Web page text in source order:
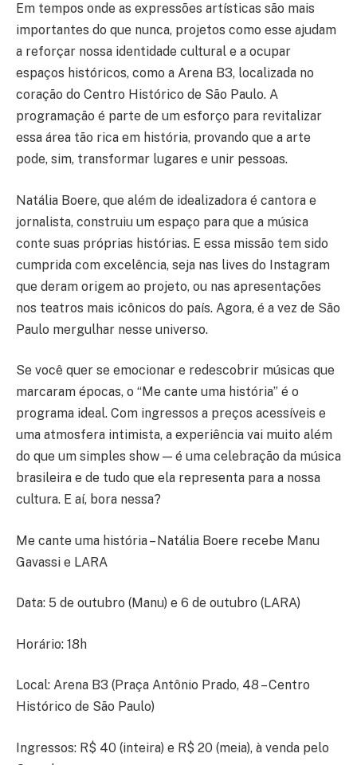
Em tempos onde as expressões artísticas são mais
importantes do que nunca, projetos como esse ajudam
a reforçar nossa identidade cultural e a ocupar
espaços históricos, como a Arena B3, localizada no
coração do Centro Histórico de São Paulo. A
programação é parte de um esforço para revitalizar
essa área tão rica em história, provando que a arte
pode, sim, transformar lugares e unir pessoas.
Natália Boere, que além de idealizadora é cantora e
jornalista, construiu um espaço para que a música
conte suas próprias histórias. E essa missão tem sido
cumprida com excelência, seja nas lives do Instagram
que deram origem ao projeto, ou nas apresentações
nos teatros mais icônicos do país. Agora, é a vez de São
Paulo mergulhar nesse universo.
Se você quer se emocionar e redescobrir músicas que
marcaram épocas, o “Me cante uma história” é o
programa ideal. Com ingressos a preços acessíveis e
uma atmosfera intimista, a experiência vai muito além
do que um simples show — é uma celebração da música
brasileira e de tudo que ela representa para a nossa
cultura. E aí, bora nessa?
Me cante uma história – Natália Boere recebe Manu
Gavassi e LARA
Data: 5 de outubro (Manu) e 6 de outubro (LARA)
Horário: 18h
Local: Arena B3 (Praça Antônio Prado, 48 – Centro
Histórico de São Paulo)
Ingressos: R$ 40 (inteira) e R$ 20 (meia), à venda pelo